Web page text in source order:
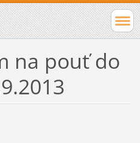
na pouť do